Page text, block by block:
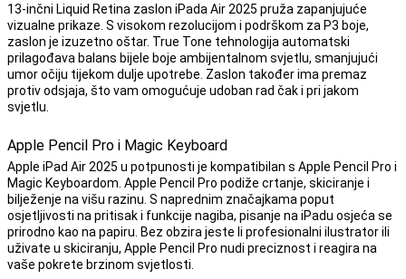
13-inčni Liquid Retina zaslon iPada Air 2025 pruža zapanjujuće
vizualne prikaze. S visokom rezolucijom i podrškom za P3 boje,
zaslon je izuzetno oštar. True Tone tehnologija automatski
prilagođava balans bijele boje ambijentalnom svjetlu, smanjujući
umor očiju tijekom dulje upotrebe. Zaslon također ima premaz
protiv odsjaja, što vam omogućuje udoban rad čak i pri jakom
svjetlu.
Apple Pencil Pro i Magic Keyboard
Apple iPad Air 2025 u potpunosti je kompatibilan s Apple Pencil Pro i
Magic Keyboardom. Apple Pencil Pro podiže crtanje, skiciranje i
bilježenje na višu razinu. S naprednim značajkama poput
osjetljivosti na pritisak i funkcije nagiba, pisanje na iPadu osjeća se
prirodno kao na papiru. Bez obzira jeste li profesionalni ilustrator ili
uživate u skiciranju, Apple Pencil Pro nudi preciznost i reagira na
vaše pokrete brzinom svjetlosti.